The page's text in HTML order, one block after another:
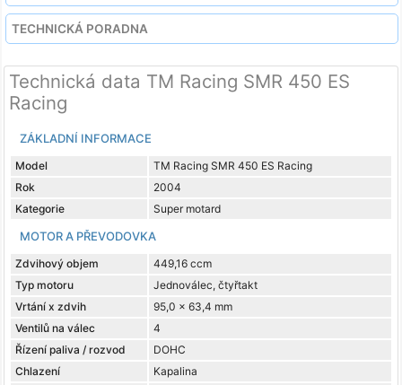
TECHNICKÁ PORADNA
Technická data TM Racing SMR 450 ES
Racing
ZÁKLADNÍ INFORMACE
Model
TM Racing SMR 450 ES Racing
Rok
2004
Kategorie
Super motard
MOTOR A PŘEVODOVKA
Zdvihový objem
449,16 ccm
Typ motoru
Jednoválec, čtyřtakt
Vrtání x zdvih
95,0 x 63,4 mm
Ventilů na válec
4
Řízení paliva / rozvod
DOHC
Chlazení
Kapalina